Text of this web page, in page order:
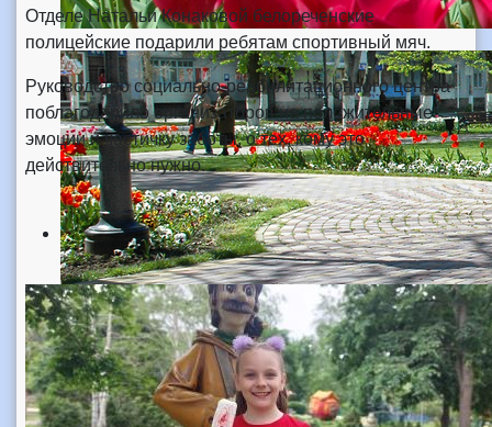
Отделе Натальи Конаковой белореченские
полицейские подарили ребятам спортивный мяч.
Руководство социально-реабилитационного центра
поблагодарило организаторов на положительные
эмоции и частичку заботы, о тех, кому это
действительно нужно.